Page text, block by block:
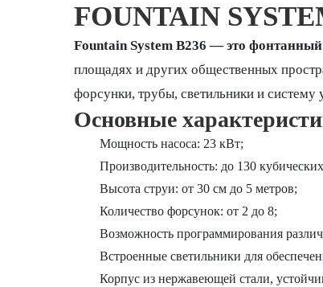
FOUNTAIN
Fountain System B236 — это
площадях и других общественных
форсунки, трубы, светильники и систему
Основные
Мощность насоса: 23 кВт;
Производительность: до 130
Высота струи: от 30 см до 5 метров;
Количество форсунок: от 2 до 8;
Возможность программирования
Встроенные светильники для
Корпус из нержавеющей стали,